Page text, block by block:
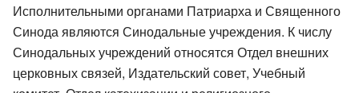
Исполнительными органами Патриарха и Священного
Синода являются Синодальные учреждения. К числу
Синодальных учреждений относятся Отдел внешних
церковных связей, Издательский совет, Учебный